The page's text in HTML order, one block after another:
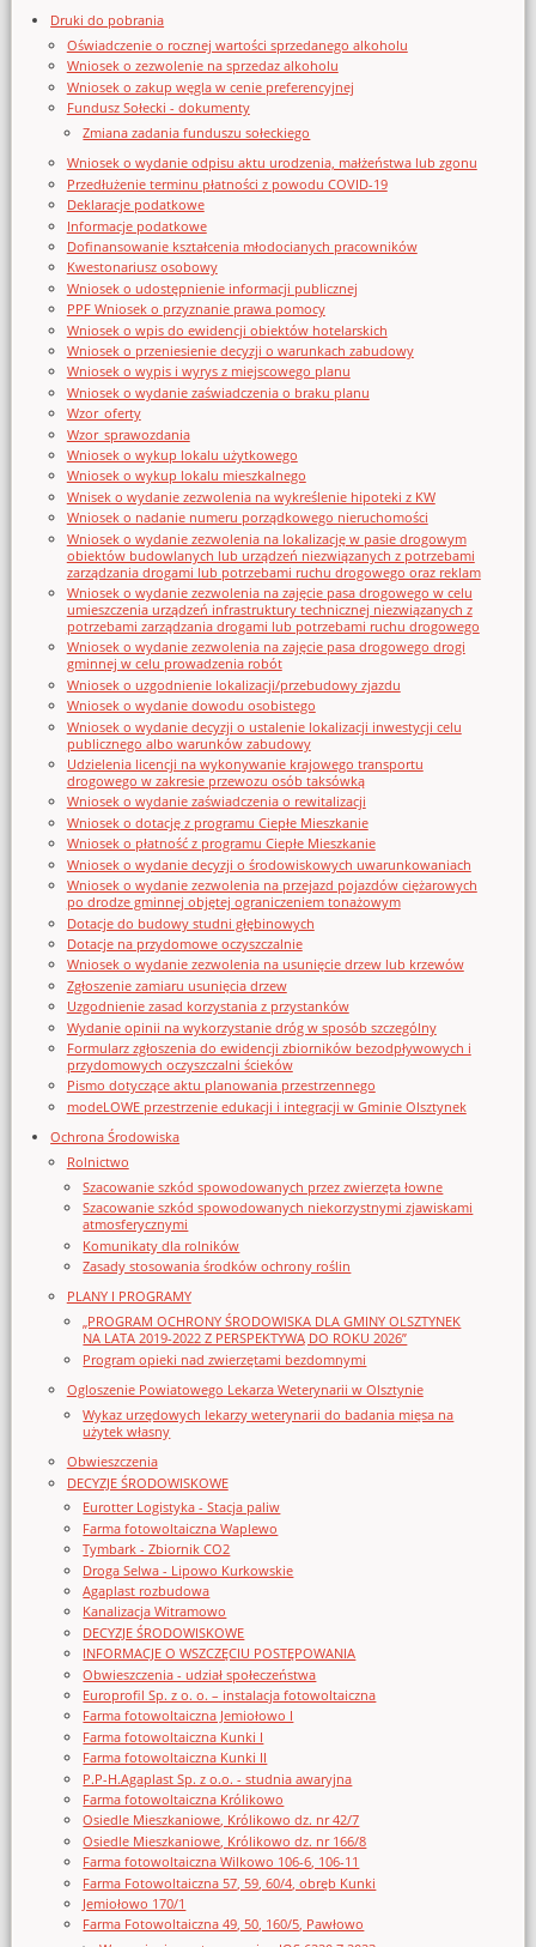
Druki do pobrania
Oświadczenie o rocznej wartości sprzedanego alkoholu
Wniosek o zezwolenie na sprzedaz alkoholu
Wniosek o zakup węgla w cenie preferencyjnej
Fundusz Sołecki - dokumenty
Zmiana zadania funduszu sołeckiego
Wniosek o wydanie odpisu aktu urodzenia, małżeństwa lub zgonu
Przedłużenie terminu płatności z powodu COVID-19
Deklaracje podatkowe
Informacje podatkowe
Dofinansowanie kształcenia młodocianych pracowników
Kwestonariusz osobowy
Wniosek o udostępnienie informacji publicznej
PPF Wniosek o przyznanie prawa pomocy
Wniosek o wpis do ewidencji obiektów hotelarskich
Wniosek o przeniesienie decyzji o warunkach zabudowy
Wniosek o wypis i wyrys z miejscowego planu
Wniosek o wydanie zaświadczenia o braku planu
Wzor_oferty
Wzor_sprawozdania
Wniosek o wykup lokalu użytkowego
Wniosek o wykup lokalu mieszkalnego
Wnisek o wydanie zezwolenia na wykreślenie hipoteki z KW
Wniosek o nadanie numeru porządkowego nieruchomości
Wniosek o wydanie zezwolenia na lokalizację w pasie drogowym
obiektów budowlanych lub urządzeń niezwiązanych z potrzebami
zarządzania drogami lub potrzebami ruchu drogowego oraz reklam
Wniosek o wydanie zezwolenia na zajęcie pasa drogowego w celu
umieszczenia urządzeń infrastruktury technicznej niezwiązanych z
potrzebami zarządzania drogami lub potrzebami ruchu drogowego
Wniosek o wydanie zezwolenia na zajęcie pasa drogowego drogi
gminnej w celu prowadzenia robót
Wniosek o uzgodnienie lokalizacji/przebudowy zjazdu
Wniosek o wydanie dowodu osobistego
Wniosek o wydanie decyzji o ustalenie lokalizacji inwestycji celu
publicznego albo warunków zabudowy
Udzielenia licencji na wykonywanie krajowego transportu
drogowego w zakresie przewozu osób taksówką
Wniosek o wydanie zaświadczenia o rewitalizacji
Wniosek o dotację z programu Ciepłe Mieszkanie
Wniosek o płatność z programu Ciepłe Mieszkanie
Wniosek o wydanie decyzji o środowiskowych uwarunkowaniach
Wniosek o wydanie zezwolenia na przejazd pojazdów ciężarowych
po drodze gminnej objętej ograniczeniem tonażowym
Dotacje do budowy studni głębinowych
Dotacje na przydomowe oczyszczalnie
Wniosek o wydanie zezwolenia na usunięcie drzew lub krzewów
Zgłoszenie zamiaru usunięcia drzew
Uzgodnienie zasad korzystania z przystanków
Wydanie opinii na wykorzystanie dróg w sposób szczególny
Formularz zgłoszenia do ewidencji zbiorników bezodpływowych i
przydomowych oczyszczalni ścieków
Pismo dotyczące aktu planowania przestrzennego
modeLOWE przestrzenie edukacji i integracji w Gminie Olsztynek
Ochrona Środowiska
Rolnictwo
Szacowanie szkód spowodowanych przez zwierzęta łowne
Szacowanie szkód spowodowanych niekorzystnymi zjawiskami
atmosferycznymi
Komunikaty dla rolników
Zasady stosowania środków ochrony roślin
PLANY I PROGRAMY
„PROGRAM OCHRONY ŚRODOWISKA DLA GMINY OLSZTYNEK
NA LATA 2019-2022 Z PERSPEKTYWĄ DO ROKU 2026”
Program opieki nad zwierzętami bezdomnymi
Ogloszenie Powiatowego Lekarza Weterynarii w Olsztynie
Wykaz urzędowych lekarzy weterynarii do badania mięsa na
użytek własny
Obwieszczenia
DECYZJE ŚRODOWISKOWE
Eurotter Logistyka - Stacja paliw
Farma fotowoltaiczna Waplewo
Tymbark - Zbiornik CO2
Droga Selwa - Lipowo Kurkowskie
Agaplast rozbudowa
Kanalizacja Witramowo
DECYZJE ŚRODOWISKOWE
INFORMACJE O WSZCZĘCIU POSTĘPOWANIA
Obwieszczenia - udział społeczeństwa
Europrofil Sp. z o. o. – instalacja fotowoltaiczna
Farma fotowoltaiczna Jemiołowo I
Farma fotowoltaiczna Kunki I
Farma fotowoltaiczna Kunki II
P.P-H.Agaplast Sp. z o.o. - studnia awaryjna
Farma fotowoltaiczna Królikowo
Osiedle Mieszkaniowe, Królikowo dz. nr 42/7
Osiedle Mieszkaniowe, Królikowo dz. nr 166/8
Farma fotowoltaiczna Wilkowo 106-6, 106-11
Farma Fotowoltaiczna 57, 59, 60/4, obręb Kunki
Jemiołowo 170/1
Farma Fotowoltaiczna 49, 50, 160/5, Pawłowo